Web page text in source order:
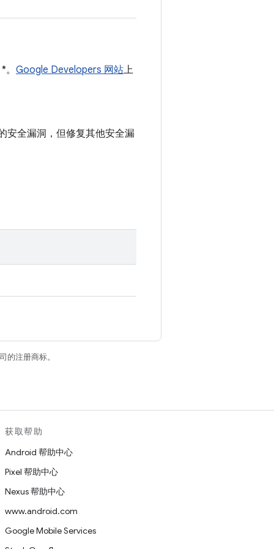
Google Developers 网站上
安全漏洞，但修复其他安全漏
的注册商标。
获取帮助
Android 帮助中心
Pixel 帮助中心
Nexus 帮助中心
www.android.com
Google Mobile Services